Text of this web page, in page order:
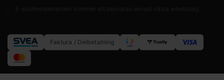
Faktura / Delbetalning